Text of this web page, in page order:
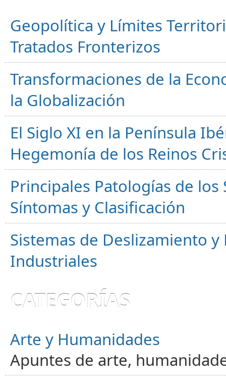
Geopolítica y Límites
Tratados Fronterizos
Transformaciones de la
la Globalización
El Siglo XI en la Península
Hegemonía de los Reinos
Principales Patologías de
Síntomas y Clasificación
Sistemas de Deslizamiento
Industriales
CATEGORÍAS
Arte y Humanidades
Apuntes de arte,